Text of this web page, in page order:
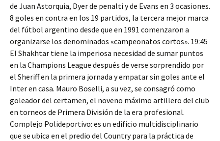
de Juan Astorquia, Dyer de penalti y de Evans en 3 ocasiones.
8 goles en contra en los 19 partidos, la tercera mejor marca
del fútbol argentino desde que en 1991 comenzaron a
organizarse los denominados «campeonatos cortos». 19:45
El Shakhtar tiene la imperiosa necesidad de sumar puntos
en la Champions League después de verse sorprendido por
el Sheriff en la primera jornada y empatar sin goles ante el
Inter en casa. Mauro Boselli, a su vez, se consagró como
goleador del certamen, el noveno máximo artillero del club
en torneos de Primera División de la era profesional.
Complejo Polideportivo: es un edificio multidisciplinario
que se ubica en el predio del Country para la práctica de